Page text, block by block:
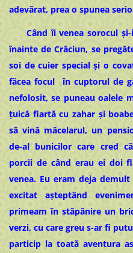
adevărat, prea o spunea
Când îi venea sorocul și-i
înainte de Crăciun, se
soi de cuier special și o
făcea focul în cuptorul de
nefolosit, se puneau oalele
țuică fiartă cu zahar și
să vină măcelarul, un
de-al bunicilor care cred
porcii de când erau ei doi
venea. Eu eram deja
excitat așteptând
primeam în stăpânire un
verzi, cu care greu s-ar fi
particip la toată aventura